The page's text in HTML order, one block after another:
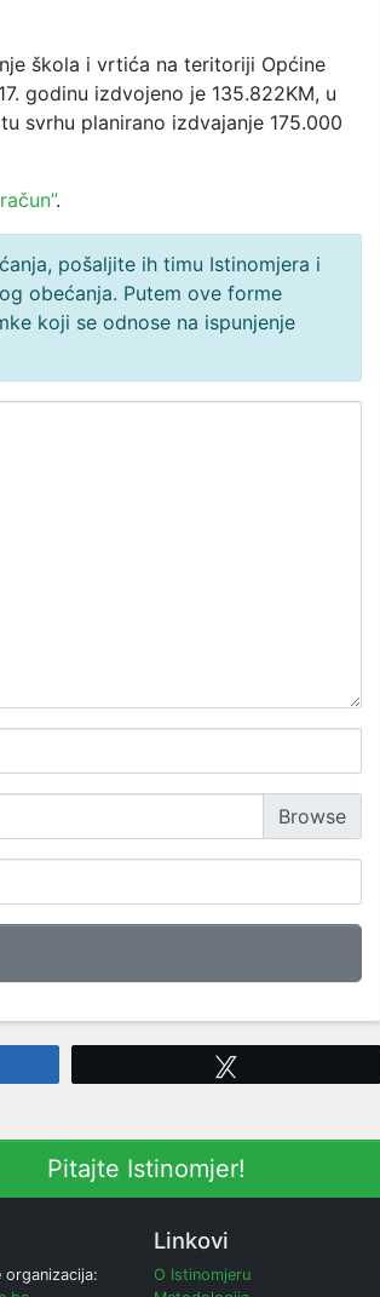
škola i vrtića na teritoriji Općine
godinu izdvojeno je 135.822KM, u
svrhu planirano izdvajanje 175.000
.
pošaljite ih timu Istinomjera i
obećanja. Putem ove forme
koji se odnose na ispunjenje
Pitajte Istinomjer!
organizacija:
Linkovi
O Istinomjeru